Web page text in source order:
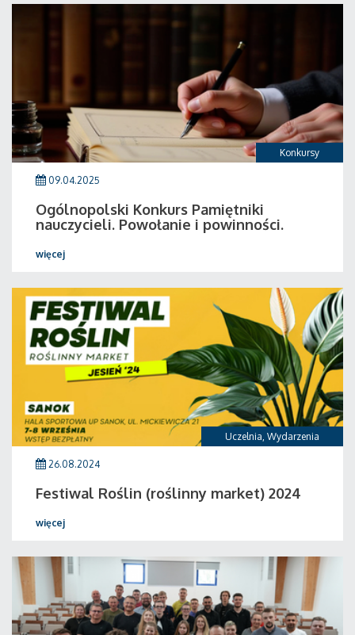
Konkursy
09.04.2025
Ogólnopolski Konkurs Pamiętniki
nauczycieli. Powołanie i powinności.
więcej
Uczelnia, Wydarzenia
26.08.2024
Festiwal Roślin (roślinny market) 2024
więcej